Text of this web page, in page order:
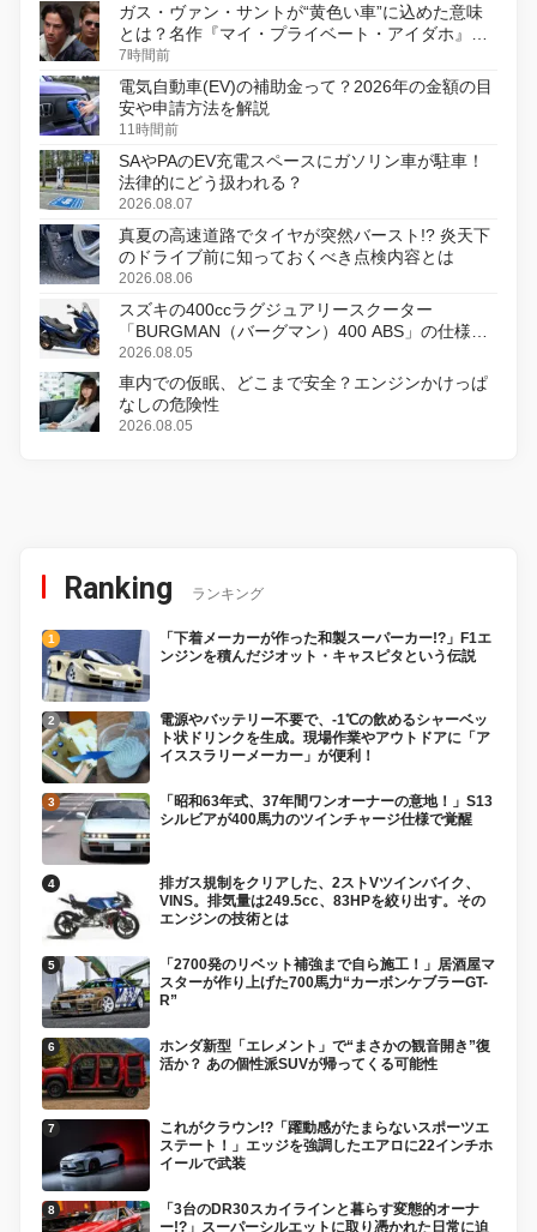
ガス・ヴァン・サントが“黄色い車”に込めた意味
とは？名作『マイ・プライベート・アイダホ』が
初のデジタルリマスター版で復活
7時間前
電気自動車(EV)の補助金って？2026年の金額の目
安や申請方法を解説
11時間前
SAやPAのEV充電スペースにガソリン車が駐車！
法律的にどう扱われる？
2026.08.07
真夏の高速道路でタイヤが突然バースト!? 炎天下
のドライブ前に知っておくべき点検内容とは
2026.08.06
スズキの400ccラグジュアリースクーター
「BURGMAN（バーグマン）400 ABS」の仕様を
変更し、8月18日に発売
2026.08.05
車内での仮眠、どこまで安全？エンジンかけっぱ
なしの危険性
2026.08.05
Ranking ランキング
「下着メーカーが作った和製スーパーカー!?」F1エ
ンジンを積んだジオット・キャスピタという伝説
電源やバッテリー不要で、-1℃の飲めるシャーベッ
ト状ドリンクを生成。現場作業やアウトドアに「ア
イススラリーメーカー」が便利！
「昭和63年式、37年間ワンオーナーの意地！」S13
シルビアが400馬力のツインチャージ仕様で覚醒
排ガス規制をクリアした、2ストVツインバイク、
VINS。排気量は249.5cc、83HPを絞り出す。その
エンジンの技術とは
「2700発のリベット補強まで自ら施工！」居酒屋マ
スターが作り上げた700馬力“カーボンケブラーGT-
R”
ホンダ新型「エレメント」で“まさかの観音開き”復
活か？ あの個性派SUVが帰ってくる可能性
これがクラウン!?「躍動感がたまらないスポーツエ
ステート！」エッジを強調したエアロに22インチホ
イールで武装
「3台のDR30スカイラインと暮らす変態的オーナ
ー!?」スーパーシルエットに取り憑かれた日常に迫